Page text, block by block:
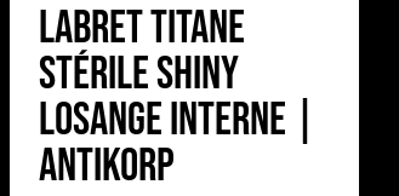
Labret Titane
Stérile Shiny
Losange Interne |
Antikorp